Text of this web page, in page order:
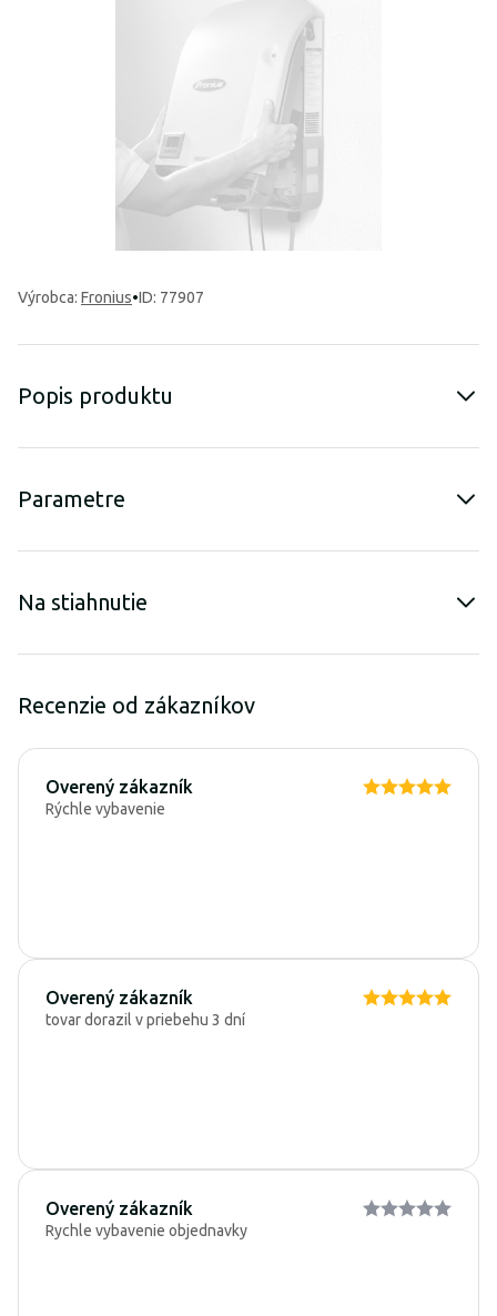
Výrobca: Fronius•ID: 77907
Popis produktu
Parametre
Na stiahnutie
Recenzie od zákazníkov
Overený zákazník
Rýchle vybavenie
Overený zákazník
tovar dorazil v priebehu 3 dní
Overený zákazník
Rychle vybavenie objednavky